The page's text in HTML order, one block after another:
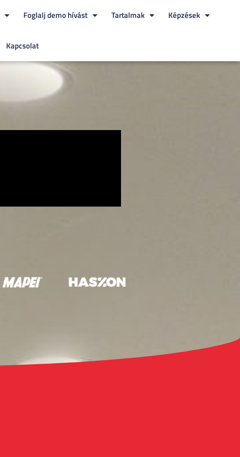
Foglalj demo hívást Tartalmak Képzések
Kapcsolat